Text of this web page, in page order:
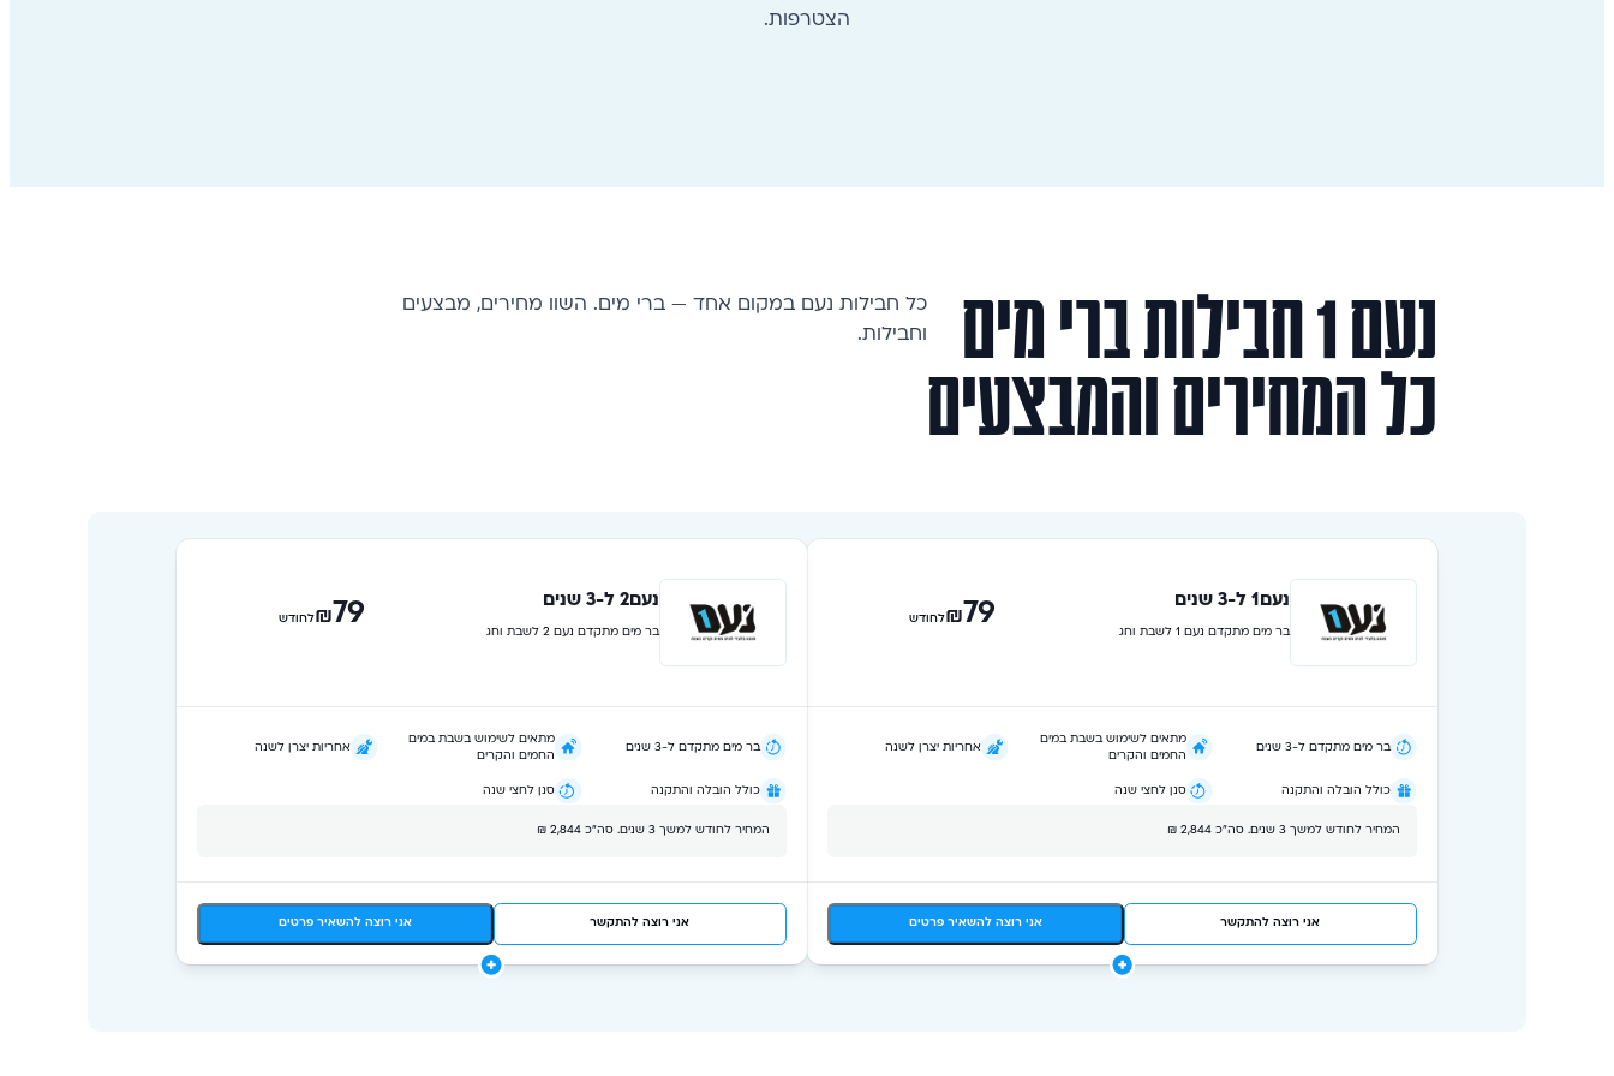
הצטרפות.
נעם 1 חבילותברי מים
כל המחירים והמבצעים
כל חבילות נעם במקום אחד — ברי מים. השוו מחירים, מבצעים
וחבילות.
נעם1 ל-3 שנים
בר מים מתקדם נעם 1 לשבת וחג
79
₪לחודש
בר מים מתקדם ל-3 שנים
מתאים לשימוש בשבת במים
החמים והקרים
אחריות יצרן לשנה
כולל הובלה והתקנה סנן לחצי שנה
המחיר לחודש למשך 3 שנים. סה״כ 2,844 ₪
אני רוצה להשאיר פרטים אני רוצה להתקשר
נעם2 ל-3 שנים
בר מים מתקדם נעם 2 לשבת וחג
79
₪לחודש
בר מים מתקדם ל-3 שנים
מתאים לשימוש בשבת במים
החמים והקרים
אחריות יצרן לשנה
כולל הובלה והתקנה סנן לחצי שנה
המחיר לחודש למשך 3 שנים. סה״כ 2,844 ₪
אני רוצה להשאיר פרטים אני רוצה להתקשר